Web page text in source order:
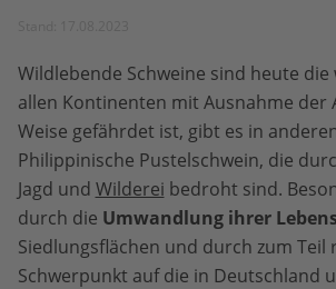
Wildlebende Schweine sind heute die
allen Kontinenten mit Ausnahme der
Weise gefährdet ist, gibt es in
Philippinische Pustelschwein, die
Jagd und Wilderei bedroht sind.
durch die Umwandlung ihrer
Siedlungsflächen und durch zum
Schwerpunkt auf die in Deutschland